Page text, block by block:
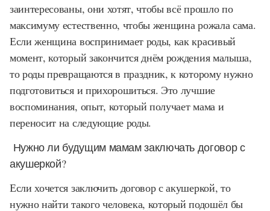
заинтересованы, они хотят, чтобы всё прошло по
максимуму естественно, чтобы женщина рожала сама.
Если женщина воспринимает роды, как красивый
момент, который закончится днём рождения малыша,
то роды превращаются в праздник, к которому нужно
подготовиться и прихорошиться. Это лучшие
воспоминания, опыт, который получает мама и
переносит на следующие роды.
Нужно ли будущим мамам заключать договор с
акушеркой?
Если хочется заключить договор с акушеркой, то
нужно найти такого человека, который подошёл бы